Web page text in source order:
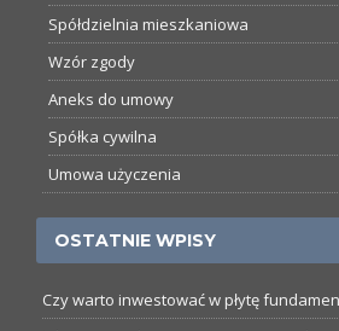
Spółdzielnia mieszkaniowa
Wzór zgody
Aneks do umowy
Spółka cywilna
Umowa użyczenia
OSTATNIE WPISY
Czy warto inwestować w płytę